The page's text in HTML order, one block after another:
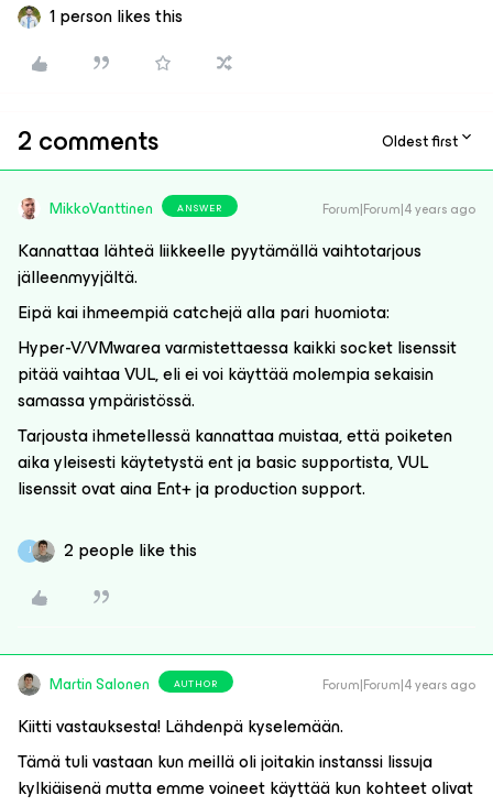
1 person likes this
2 comments Oldest first
MikkoVanttinen ANSWER Forum|Forum|4 years ago
Kannattaa lähteä liikkeelle pyytämällä vaihtotarjous
jälleenmyyjältä.
Eipä kai ihmeempiä catchejä alla pari huomiota:
Hyper-V/VMwarea varmistettaessa kaikki socket lisenssit
pitää vaihtaa VUL, eli ei voi käyttää molempia sekaisin
samassa ympäristössä.
Tarjousta ihmetellessä kannattaa muistaa, että poiketen
aika yleisesti käytetystä ent ja basic supportista, VUL
lisenssit ovat aina Ent+ ja production support.
J 2 people like this
Martin Salonen AUTHOR Forum|Forum|4 years ago
Kiitti vastauksesta! Lähdenpä kyselemään.
Tämä tuli vastaan kun meillä oli joitakin instanssi lissuja
kylkiäisenä mutta emme voineet käyttää kun kohteet olivat